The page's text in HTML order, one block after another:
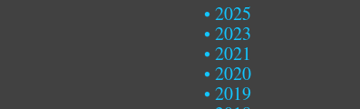
2025
2023
2021
2020
2019